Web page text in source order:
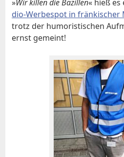
»Wir kil­len die Ba­zil­len« hieß
dio-Wer­be­spot in frän­ki­scher
trotz der hu­mo­ri­sti­schen
ernst ge­meint!